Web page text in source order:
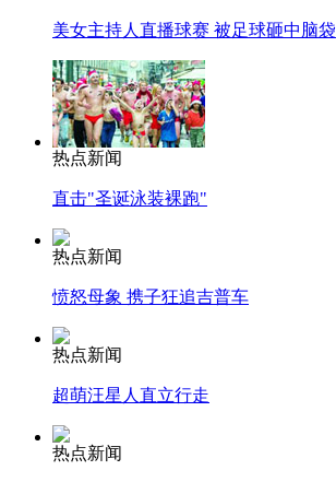
美女主持人直播球赛 被足球砸中脑袋
热点新闻
直击"圣诞泳装裸跑"
热点新闻
愤怒母象 携子狂追吉普车
热点新闻
超萌汪星人直立行走
热点新闻